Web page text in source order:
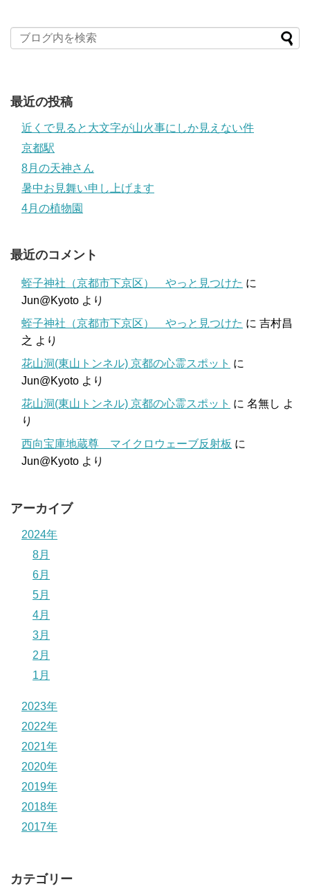
最近の投稿
近くで見ると大文字が山火事にしか見えない件
京都駅
8月の天神さん
暑中お見舞い申し上げます
4月の植物園
最近のコメント
蛭子神社（京都市下京区） やっと見つけた に
Jun@Kyoto より
蛭子神社（京都市下京区） やっと見つけた に 吉村昌
之 より
花山洞(東山トンネル) 京都の心霊スポット に
Jun@Kyoto より
花山洞(東山トンネル) 京都の心霊スポット に 名無し よ
り
西向宝庫地蔵尊 マイクロウェーブ反射板 に
Jun@Kyoto より
アーカイブ
2024年
8月
6月
5月
4月
3月
2月
1月
2023年
2022年
2021年
2020年
2019年
2018年
2017年
カテゴリー